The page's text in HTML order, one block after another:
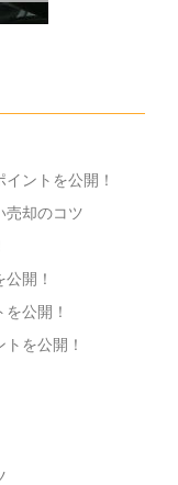
ントを公開！
売却のコツ
開！
公開！
を公開！